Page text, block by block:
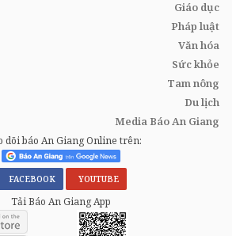
Giáo dục
Pháp luật
Văn hóa
Sức khỏe
Tam nông
Du lịch
Media Báo An Giang
dõi báo An Giang Online trên:
FACEBOOK YOUTUBE
Tải Báo An Giang App